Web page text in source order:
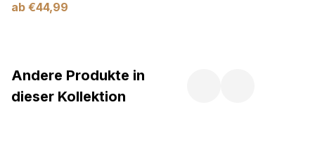
ab €44,99
Andere Produkte in
dieser Kollektion